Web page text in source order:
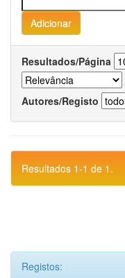
Resultados/Página
Autores/Registo
Resultados 1-1 de 1.
Registos: